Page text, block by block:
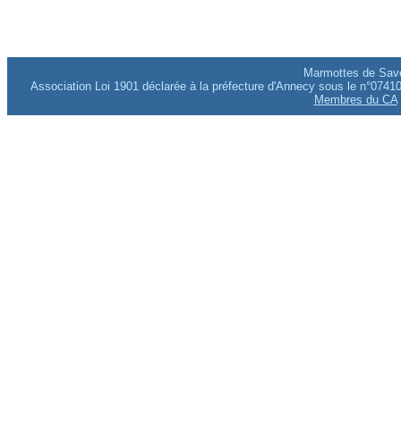
Marmottes de
Association Loi 1901 déclarée à la préfecture d'Annecy sous le
Membres du CA